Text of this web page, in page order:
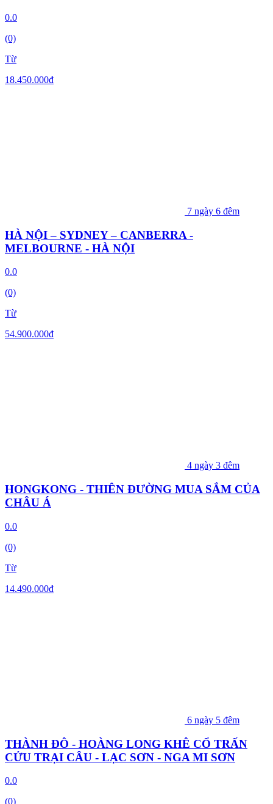
0.0
(0)
Từ
18.450.000đ
7 ngày 6 đêm
HÀ NỘI – SYDNEY – CANBERRA -
MELBOURNE - HÀ NỘI
0.0
(0)
Từ
54.900.000đ
4 ngày 3 đêm
HONGKONG - THIÊN ĐƯỜNG MUA SẮM CỦA
CHÂU Á
0.0
(0)
Từ
14.490.000đ
6 ngày 5 đêm
THÀNH ĐÔ - HOÀNG LONG KHÊ CỔ TRẤN
CỬU TRẠI CÂU - LẠC SƠN - NGA MI SƠN
0.0
(0)